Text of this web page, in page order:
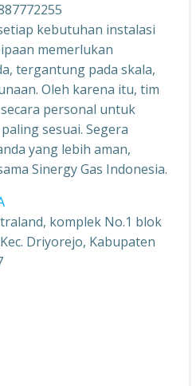
kebutuhan instalasi
memerlukan
tergantung pada skala,
Oleh karena itu, tim
personal untuk
sesuai. Segera
yang lebih aman,
Sinergy Gas Indonesia.
komplek No.1 blok
Driyorejo, Kabupaten